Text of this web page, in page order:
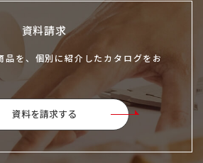
資料請求
品を、個別に紹介したカタログをお
資料を請求する